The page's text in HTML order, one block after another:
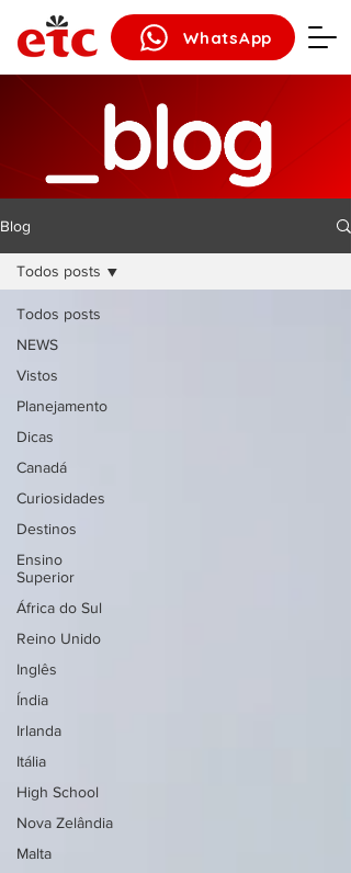
WhatsApp
Blog
Todos posts
NEWS
Vistos
Planejamento
Dicas
Canadá
Curiosidades
Destinos
Ensino
Superior
África do Sul
Reino Unido
Inglês
Índia
Irlanda
Itália
High School
Nova Zelândia
Malta
Todos posts